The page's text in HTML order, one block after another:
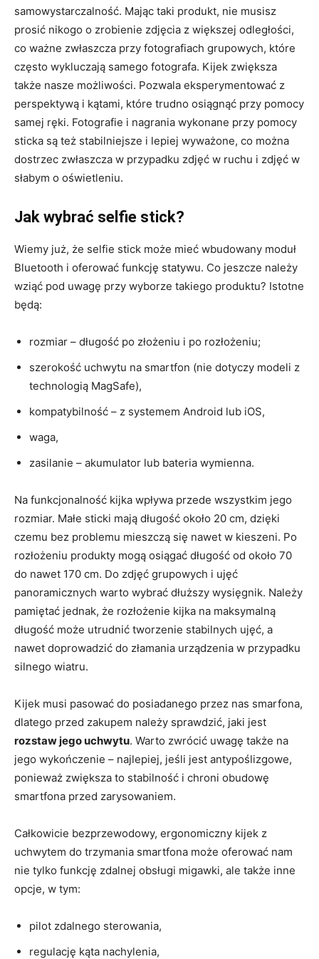
samowystarczalność. Mając taki produkt, nie musisz
prosić nikogo o zrobienie zdjęcia z większej odległości,
co ważne zwłaszcza przy fotografiach grupowych, które
często wykluczają samego fotografa. Kijek zwiększa
także nasze możliwości. Pozwala eksperymentować z
perspektywą i kątami, które trudno osiągnąć przy pomocy
samej ręki. Fotografie i nagrania wykonane przy pomocy
sticka są też stabilniejsze i lepiej wyważone, co można
dostrzec zwłaszcza w przypadku zdjęć w ruchu i zdjęć w
słabym o oświetleniu.
Jak wybrać selfie stick?
Wiemy już, że selfie stick może mieć wbudowany moduł
Bluetooth i oferować funkcję statywu. Co jeszcze należy
wziąć pod uwagę przy wyborze takiego produktu? Istotne
będą:
rozmiar – długość po złożeniu i po rozłożeniu;
szerokość uchwytu na smartfon (nie dotyczy modeli z
technologią MagSafe),
kompatybilność – z systemem Android lub iOS,
waga,
zasilanie – akumulator lub bateria wymienna.
Na funkcjonalność kijka wpływa przede wszystkim jego
rozmiar. Małe sticki mają długość około 20 cm, dzięki
czemu bez problemu mieszczą się nawet w kieszeni. Po
rozłożeniu produkty mogą osiągać długość od około 70
do nawet 170 cm. Do zdjęć grupowych i ujęć
panoramicznych warto wybrać dłuższy wysięgnik. Należy
pamiętać jednak, że rozłożenie kijka na maksymalną
długość może utrudnić tworzenie stabilnych ujęć, a
nawet doprowadzić do złamania urządzenia w przypadku
silnego wiatru.
Kijek musi pasować do posiadanego przez nas smarfona,
dlatego przed zakupem należy sprawdzić, jaki jest
rozstaw jego uchwytu. Warto zwrócić uwagę także na
jego wykończenie – najlepiej, jeśli jest antypoślizgowe,
ponieważ zwiększa to stabilność i chroni obudowę
smartfona przed zarysowaniem.
Całkowicie bezprzewodowy, ergonomiczny kijek z
uchwytem do trzymania smartfona może oferować nam
nie tylko funkcję zdalnej obsługi migawki, ale także inne
opcje, w tym:
pilot zdalnego sterowania,
regulację kąta nachylenia,